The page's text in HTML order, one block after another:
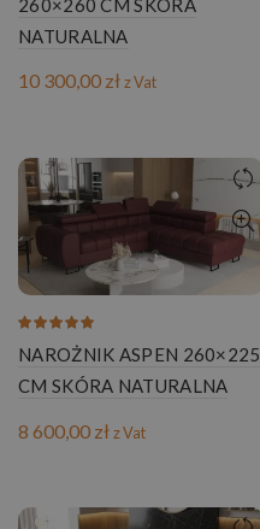
260×260 CM SKÓRA
NATURALNA
10 300,00 złz Vat
NAROŻNIK ASPEN 260×225
CM SKÓRA NATURALNA
8 600,00 złz Vat